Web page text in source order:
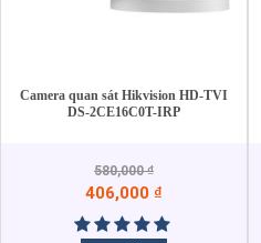
Camera quan sát Hikvision HD-TVI
DS-2CE16C0T-IRP
580,000₫
406,000 ₫